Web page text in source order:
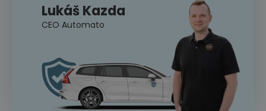
Lukáš Kazda
CEO Automato